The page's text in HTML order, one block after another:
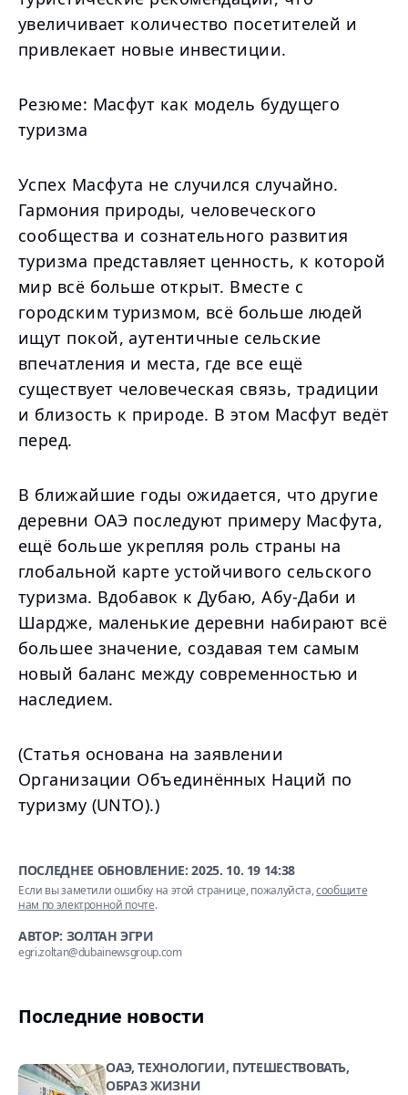
увеличивает количество посетителей и
привлекает новые инвестиции.
Резюме: Масфут как модель будущего
туризма
Успех Масфута не случился случайно.
Гармония природы, человеческого
сообщества и сознательного развития
туризма представляет ценность, к которой
мир всё больше открыт. Вместе с
городским туризмом, всё больше людей
ищут покой, аутентичные сельские
впечатления и места, где все ещё
существует человеческая связь, традиции
и близость к природе. В этом Масфут ведёт
перед.
В ближайшие годы ожидается, что другие
деревни ОАЭ последуют примеру Масфута,
ещё больше укрепляя роль страны на
глобальной карте устойчивого сельского
туризма. Вдобавок к Дубаю, Абу-Даби и
Шардже, маленькие деревни набирают всё
большее значение, создавая тем самым
новый баланс между современностью и
наследием.
(Статья основана на заявлении
Организации Объединённых Наций по
туризму (UNTO).)
ПОСЛЕДНЕЕ ОБНОВЛЕНИЕ:2025. 10. 19 14:38
Если вы заметили ошибку на этой странице, пожалуйста,сообщите
нам по электронной почте.
АВТОР: ЗОЛТАН ЭГРИ
egri.zoltan@dubainewsgroup.com
Последние новости
ОАЭ, ТЕХНОЛОГИИ, ПУТЕШЕСТВОВАТЬ,
ОБРАЗ ЖИЗНИ